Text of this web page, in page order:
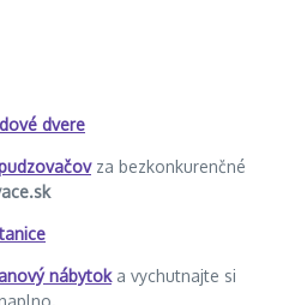
dvere
za bezkonkurenčné
nábytoka vychutnajte si